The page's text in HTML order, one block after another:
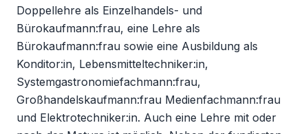
Doppellehre als Einzelhandels- und
Bürokaufmann:frau, eine Lehre als
Bürokaufmann:frau sowie eine Ausbildung als
Konditor:in, Lebensmitteltechniker:in,
Systemgastronomiefachmann:frau,
Großhandelskaufmann:frau Medienfachmann:frau
und Elektrotechniker:in. Auch eine Lehre mit oder